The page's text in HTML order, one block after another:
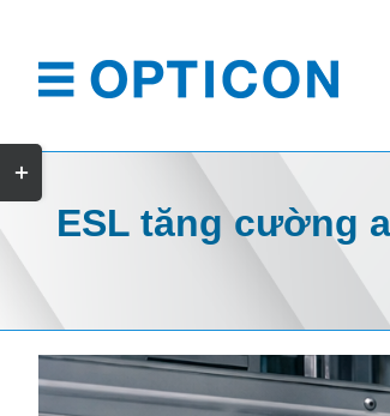
content
ESL tăng cường
Toggle
Sliding
Area